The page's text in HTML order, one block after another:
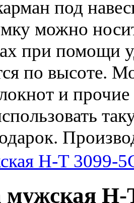
под
можно
при помощи
по высоте.
и
H-T 3099-5
H-